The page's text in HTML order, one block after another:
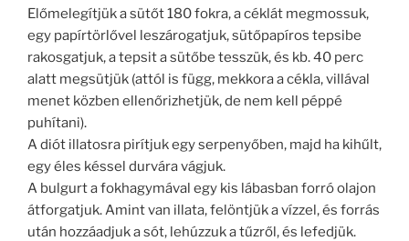
Előmelegítjük a sütőt 180 fokra, a céklát megmossuk,
egy papírtörlővel leszárogatjuk, sütőpapíros tepsibe
rakosgatjuk, a tepsit a sütőbe tesszük, és kb. 40 perc
alatt megsütjük (attól is függ, mekkora a cékla, villával
menet közben ellenőrizhetjük, de nem kell péppé
puhítani).
A diót illatosra pirítjuk egy serpenyőben, majd ha kihűlt,
egy éles késsel durvára vágjuk.
A bulgurt a fokhagymával egy kis lábasban forró olajon
átforgatjuk. Amint van illata, felöntjük a vízzel, és forrás
után hozzáadjuk a sót, lehúzzuk a tűzről, és lefedjük.